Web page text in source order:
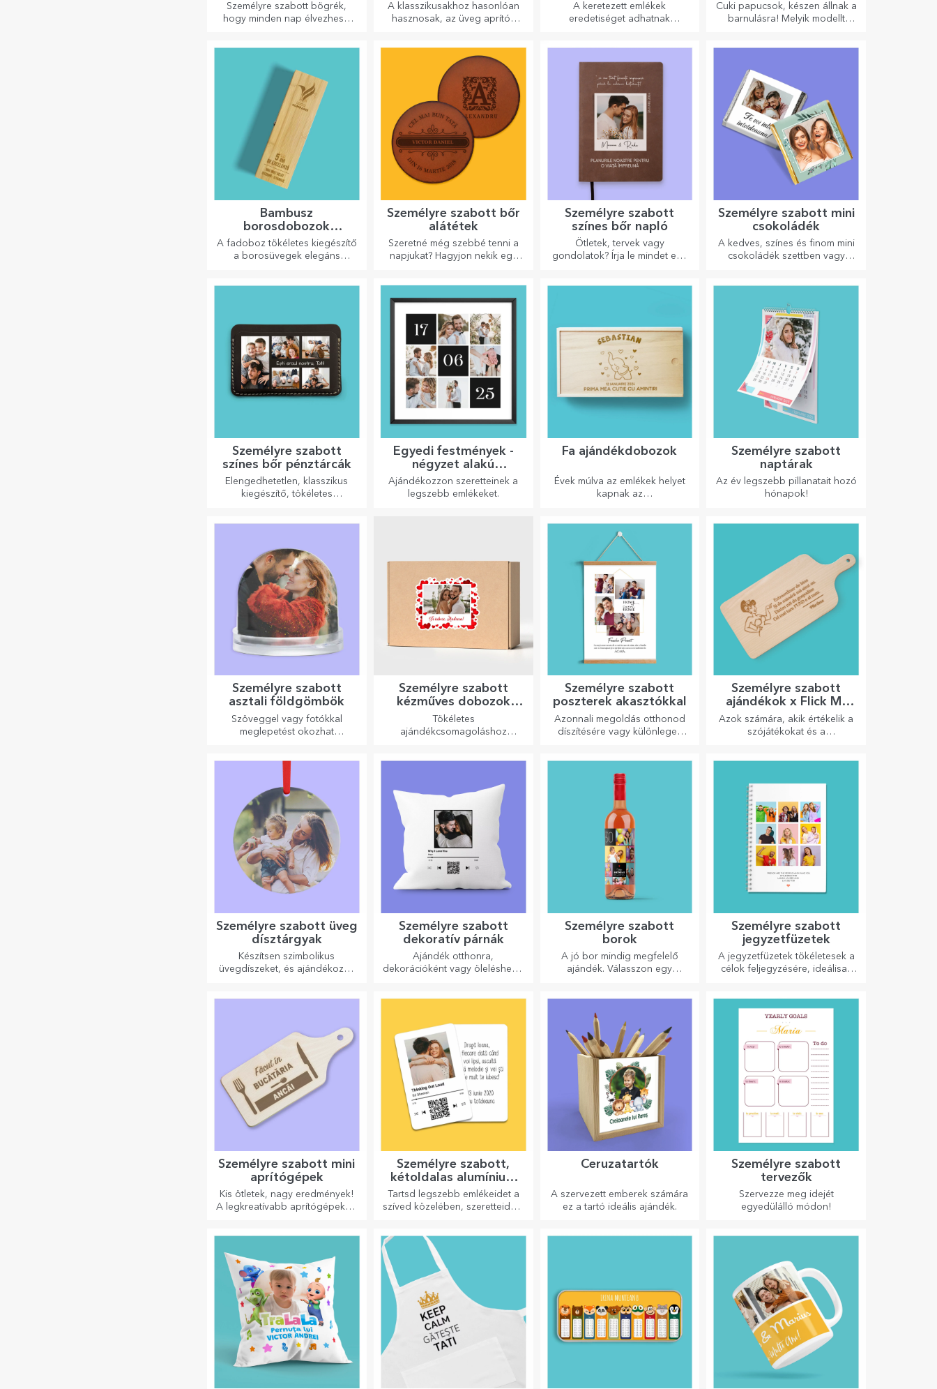
Személyre szabott bögrék,
hogy minden nap élvezhesd
A klasszikusakhoz hasonlóan
hasznosak, az üveg aprítók
személyes hangulatot
kölcsönöznek a konyhának.
A keretezett emlékek
eredetiséget adhatnak
Cuki papucsok, készen állnak a
barnulásra! Melyik modellt
Bambusz
borosdobozok
kiegészítőkkel
A fadoboz tökéletes kiegészítő
a borosüvegek elegáns
Személyre szabott bőr
alátétek
Szeretné még szebbé tenni a
napjukat? Hagyjon nekik egy
Személyre szabott
színes bőr napló
Ötletek, tervek vagy
gondolatok? Írja le mindet egy
Személyre szabott mini
csokoládék
A kedves, színes és finom mini
csokoládék szettben vagy
Személyre szabott
színes bőr pénztárcák
Elengedhetetlen, klasszikus
kiegészítő, tökéletes
Egyedi festmények -
négyzet alakú
formátum
Ajándékozzon szeretteinek a
legszebb emlékeket.
Fa ajándékdobozok
Évek múlva az emlékek helyet
kapnak az
legeredetibb üzenettel.
Személyre szabott
naptárak
Az év legszebb pillanatait hozó
hónapok!
Személyre szabott
asztali földgömbök
Szöveggel vagy fotókkal
meglepetést okozhat
Személyre szabott
kézműves dobozok
matricákkal
Tökéletes
ajándékcsomagoláshoz
Személyre szabott
poszterek akasztókkal
Azonnali megoldás otthonod
díszítésére vagy különleges
Személyre szabott
ajándékok x Flick Mr
Rima
Azok számára, akik értékelik a
szójátékokat és a
Személyre szabott üveg
dísztárgyak
Készítsen szimbolikus
üvegdíszeket, és ajándékozza
Személyre szabott
dekoratív párnák
Ajándék otthonra,
dekorációként vagy öleléshez –
Személyre szabott
borok
A jó bor mindig megfelelő
ajándék. Válasszon egy
Személyre szabott
jegyzetfüzetek
A jegyzetfüzetek tökéletesek a
célok feljegyzésére, ideálisak
Személyre szabott mini
aprítógépek
Kis ötletek, nagy eredmények!
A legkreatívabb aprítógépekkel
Személyre szabott,
kétoldalas alumínium
kártyák
Tartsd legszebb emlékeidet a
szíved közelében, szeretteiddel
Ceruzatartók
A szervezett emberek számára
ez a tartó ideális ajándék.
Személyre szabott
tervezők
Szervezze meg idejét
egyedülálló módon!